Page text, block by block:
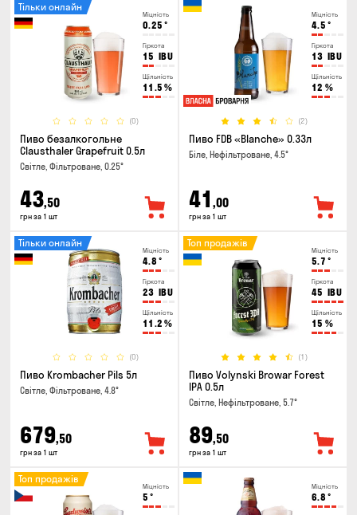
Міцність
0.25 °
Гіркота
15 IBU
Щільність
11.5 %
(0)
Тільки онлайн
Пиво безалкогольне
Clausthaler Grapefruit 0.5л
Світле, Фільтроване, 0.25°
43,50
грн за 1 шт
Міцність
4.5 °
Гіркота
13 IBU
Щільність
12 %
(2)
Пиво FDB «Blanche» 0.33л
Біле, Нефільтроване, 4.5°
41 ,00
грн за 1 шт
Міцність
4.8 °
Гіркота
23 IBU
Щільність
11.2 %
(0)
Тільки онлайн
Пиво Krombacher Pils 5л
Світле, Фільтроване, 4.8°
679,50
грн за 1 шт
Міцність
5.7 °
Гіркота
45 IBU
Щільність
15 %
(1)
Топ продажів
Пиво Volynski Browar Forest
IPA 0.5л
Світле, Нефільтроване, 5.7°
89,50
грн за 1 шт
Міцність
5 °
Топ продажів
Міцність
6.8 °